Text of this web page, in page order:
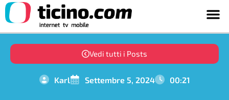
Vedi tutti i Posts
Karl Settembre 5, 2024 00:21